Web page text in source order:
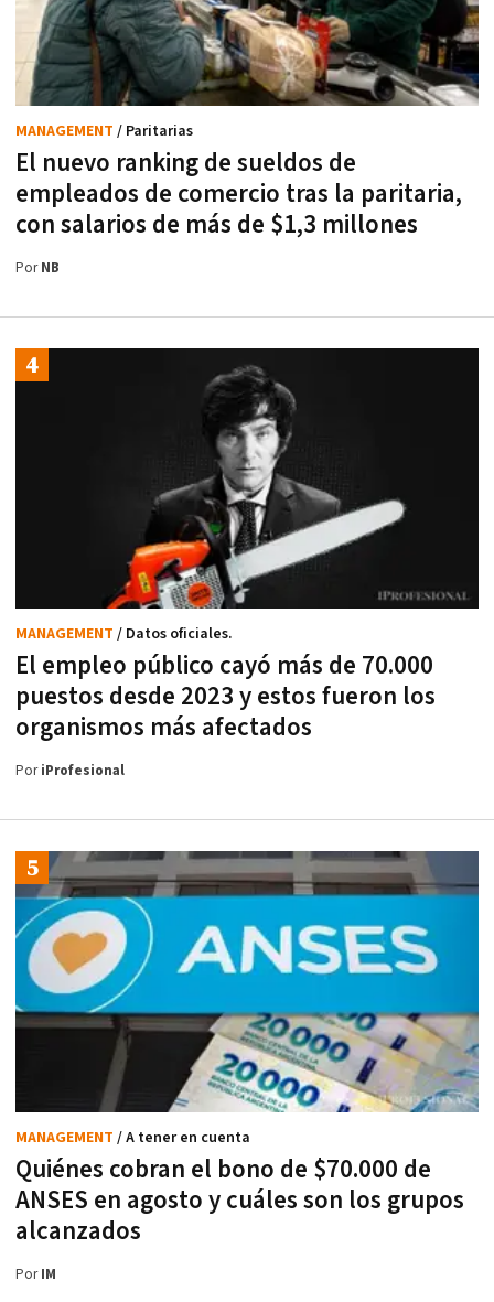
El nuevo ranking de sueldos de
empleados de comercio tras la paritaria,
con salarios de más de $1,3 millones
MANAGEMENT / Paritarias
PorNB
El empleo público cayó más de 70.000
puestos desde 2023 y estos fueron los
organismos más afectados
MANAGEMENT / Datos oficiales.
PoriProfesional
Quiénes cobran el bono de $70.000 de
ANSES en agosto y cuáles son los grupos
alcanzados
MANAGEMENT / A tener en cuenta
PorIM